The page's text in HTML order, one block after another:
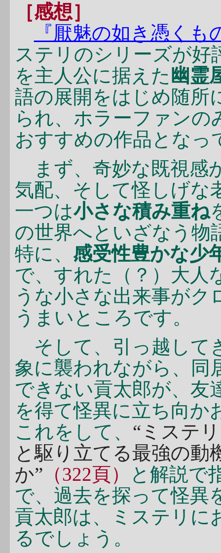
［感想］
『厭魅の如き憑くも
ステリのシリーズが好
を主人公に据えた幽霊
語の展開をはじめ随所
られ、ホラーファン
おすすめの作品となっ
まず、奇妙な既視感
気配、そして怪しげな
一つは小さな積み重ね
の世界へといざなう物
特に、 感受性豊かな少
で、すれた（？）大人
うな小さな出来事が
うまいところです。
そして、引っ越して
象に襲われながら、同
できない貢太郎が、友
を得て怪異に立ち向か
これをして、 “ミステ
と駆り立てる最強の動
か” （322頁）
と解説で
で、過去を探って怪異
貢太郎は、ミステリに
るでしょう。